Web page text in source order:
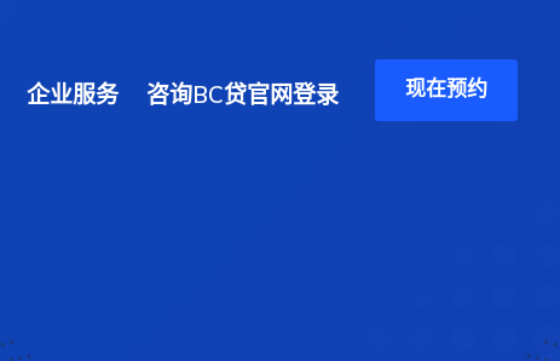
企业服务 咨询BC贷官网登录 现在预约